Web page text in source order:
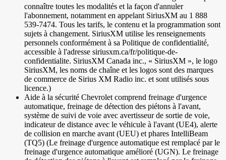
connaître toutes les modalités et la façon d'annuler
l'abonnement, notamment en appelant SiriusXM au 1 888
539-7474. Tous les tarifs, le contenu et la programmation sont
sujets à changement. SiriusXM utilise les renseignements
personnels conformément à sa Politique de confidentialité,
accessible à l'adresse siriusxm.ca/fr/politique-de-
confidentialite. SiriusXM Canada inc., « SiriusXM », le logo
SiriusXM, les noms de chaîne et les logos sont des marques
de commerce de Sirius XM Radio inc. et sont utilisés sous
licence.)
Aide à la sécurité Chevrolet comprend freinage d'urgence
automatique, freinage de détection des piétons à l'avant,
système de suivi de voie avec avertisseur de sortie de voie,
indicateur de distance avec le véhicule à l'avant (UE4), alerte
de collision en marche avant (UEU) et phares IntelliBeam
(TQ5) (Le freinage d'urgence automatique est remplacé par le
freinage d'urgence automatique amélioré (UGN). Le freinage